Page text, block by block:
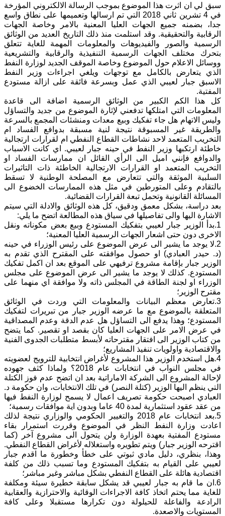
سبق لي ان اثرت هذا الموضوع بموجب الرسالة الالكتروني المؤرخة
في 4 تشرين ثاني 2018 التي تم ارسالها وتعميمها على نطاق واسع
جدا، بضمنه جميع الجهات العليا المعنية بالامر وخاصة الجهات
الرقابية والتحقيقية. وقد استلمت منذ ذلك التاريخ العديد من الوثائق
الرسمية والصور والفيديوهات والمعلومات المهمة للغاية تتعلق
بتحرك مختلف الجهات الرسمية التنفيذية والرقابية والتشريعية
ووسائل الاعلام حول الموضوع وخاصة الموقف الجديد لوزارة النفط
الذي يتعارض بالكامل مع توجهات ويلغي اجراءات وزير النفط
الاسبق جبار لعيبي الذي عمل وبسرعة فائقة على ازالة مستودع
المفتية.
كل هذا الكم الكبير من الوثائق الرسمية اضافة الى قاعدة
المعلومات التي امتلكها تدفعني لإثارة الموضوع من جديد والتساؤل
وليس الاتهام هل جاء تفكيك وبيع معدات ومنشئات المجمع بالسرعة
والطريقة غير المسبوقة نتيجة لنية مسبقة بدوافع الفساد ام
التخريب المتعمد لاحد نشاطات القطاع النفطي ام لقرارات ارتجالية
خاطئة ارتكبها وزير النفط في حينه جبار لعيبي. اي كانت الاسباب
والدوافع فإنني اميل الى الرأي القائل ان ممارسات الفساد او
التخريب المتعمد او القرارات الارتجالية الخاطئة ذات التاثيرات
السلبية الموثقة والتي تتعارض مع المصلحة الوطنية لا تسقط
بالتقادم وعلى المتورطين في مثل هذه الممارسات الخضوع الى
المسائلة القانونية وتحمل تبعة القرارات القضائية.
بعد دراسة، بشكل معمق ودقيق، كل هذه الوثائق والادلة التي سيتم
الاشارة اليها والى تفاصيلها في سياق هذه المطالعة اتضح ما يلي:
1.بدأ الوزير جبار لعيبي بتفكيك المستودع وبيع بعض مكوناته ونقل
الاخرى دون حتى اشعار الجهات الرسمية العليا المعنية؛
2.لا يوجد ما يشير الى عرض الموضوع على رئيس الوزراء في حينه
(د. حيدر العبادي) او حصول موافقته على المقترح الذي تقدم به
الوزير جبار بإقامة مشروع ترفيهي على الموقع بعد ان اكمل تفكيك
المستودع. كذلك لا يوجد ما يشير الى عرض الموضوع على مجلس
الوزراء او لجنة الطاقة في المجلس ذاته ولا موافقة اي منهما على
مقترح الوزير؛
3.تعارض معظم البيانات والمعلومات التي وردت في الوثائق
المتعلقة بالموضوع مع ما عرضه الوزير جبار من تبريرات لتفكيك
المستودع؛ وهذا يدفع الى التساؤل هل عدم الدقة وعدم المصداقية
في عرض الامر على الجهات العليا كان بقصد او تقصير. كما يتضح
من كتاب الوزير الى افتقار مقترحاته لأبسط متطلبات الجدوى الفنية
والاقتصادية واولويات تنفيذ المشاريع؛
4.هل استخدم الوزير هذا المشروع لأغراض انتخابية للترويج لعضويته
في مجلس النواب في انتخابات عام 2018؟ ولماذا كثف جهوده
لإحالة المشروع الى الشركة الاماراتية بعد ان اتضح عدم فوز الكتلة
التي ينظم اليها الوزير (كتلة النصر) في تلك الانتخابات، وان حكومة د.
العبادي اصبحت حكومة تصريف اعمال لا يسمح لوزارة النفط فيها
من عقد عقود استثمارية لمدة 40 عاما وبدون اية موافقات رسمية؛
5.بعد انتخابات عام 2018 والتغيير الحكومي والوزاري نتيجة لذلك
اعادت وزارة النفط النظر في الموضوع وقررت استمرار بقاء
مستودع المفتية بعهدة الوزارة ولن يتحول الى مشروع آخر (كما
اقترحه الوزير جبار) ويتم تطويره واستغلاله لأغراض القطاع النفطي.
وهذا، بنظري، دليل مادي ثبوتي على خطأ وخطورة ما اقدم جبار
لعيبي على القيام به بتفكيك المستودع وما تسبب ذلك من كلفة
اقتصادية هائلة على القطاع النفطي بشكل مباشر وغير مباشر؛
6.ان ما قام به جبار لعيبي قد يشكل سابقة خطيرة سيئة ومكلفة
للغاية مما يحتم اتخاذ كافة الاجراءات الوقائية والاحترازية والعقابية
الرادعة والفاعلة للحيلولة دون تكرارها مستقبلا وعلى كافة
المستويات والاصعدة.